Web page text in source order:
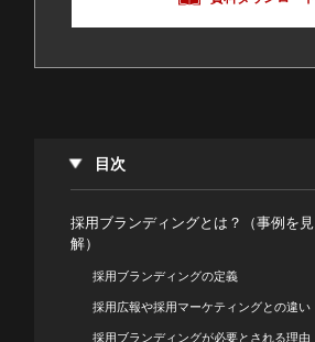
目次
採用ブランディングとは？（事例を
解）
採用ブランディングの定義
採用広報や採用マーケティングとの違い
採用ブランディングが必要とされる理由